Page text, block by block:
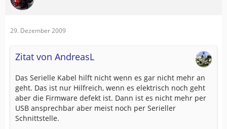
29. Dezember 2009
Zitat von AndreasL
Das Serielle Kabel hilft nicht wenn es gar nicht mehr an
geht. Das ist nur Hilfreich, wenn es elektrisch noch geht
aber die Firmware defekt ist. Dann ist es nicht mehr per
USB ansprechbar aber meist noch per Serieller
Schnittstelle.